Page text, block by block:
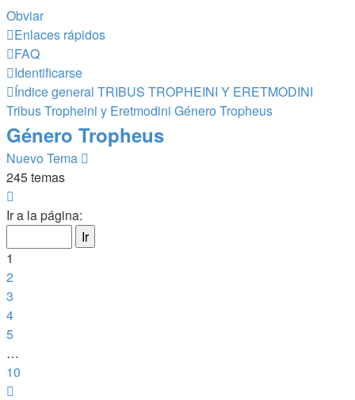
Obviar
Enlaces rápidos
FAQ
Identificarse
Índice general TRIBUS TROPHEINI Y ERETMODINI
Tribus Tropheini y Eretmodini Género Tropheus
Género Tropheus
Nuevo Tema
245 temas
1
10
Ir a la página:
1
2
3
4
5
…
10